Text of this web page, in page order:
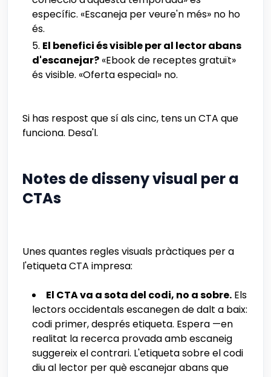
específic. «Escaneja per veure'n més» no ho
és.
El benefici és visible per al lector abans
d'escanejar? «Ebook de receptes gratuït»
és visible. «Oferta especial» no.
Si has respost que sí als cinc, tens un CTA que
funciona. Desa'l.
Notes de disseny visual per a
CTAs
Unes quantes regles visuals pràctiques per a
l'etiqueta CTA impresa:
El CTA va a sota del codi, no a sobre. Els
lectors occidentals escanegen de dalt a baix:
codi primer, després etiqueta. Espera —en
realitat la recerca provada amb escaneig
suggereix el contrari. L'etiqueta sobre el codi
diu al lector per què escanejar abans que